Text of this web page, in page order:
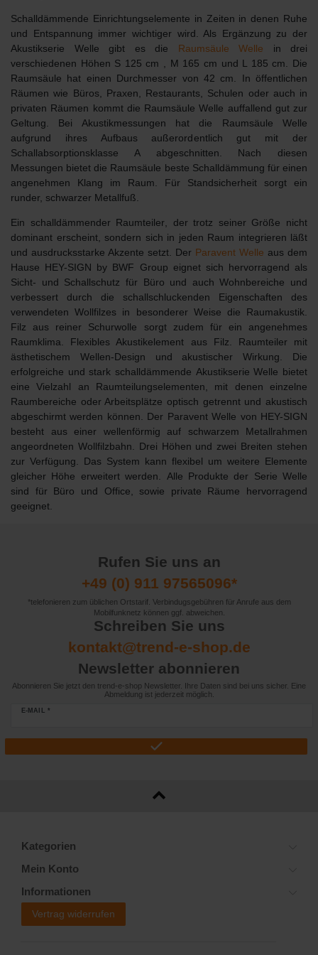
Schalldämmende Einrichtungselemente in Zeiten in denen Ruhe
und Entspannung immer wichtiger wird. Als Ergänzung zu der
Akustikserie Welle gibt es die Raumsäule Welle in drei
verschiedenen Höhen S 125 cm , M 165 cm und L 185 cm. Die
Raumsäule hat einen Durchmesser von 42 cm. In öffentlichen
Räumen wie Büros, Praxen, Restaurants, Schulen oder auch in
privaten Räumen kommt die Raumsäule Welle auffallend gut zur
Geltung. Bei Akustikmessungen hat die Raumsäule Welle
aufgrund ihres Aufbaus außerordentlich gut mit der
Schallabsorptionsklasse A abgeschnitten. Nach diesen
Messungen bietet die Raumsäule beste Schalldämmung für einen
angenehmen Klang im Raum. Für Standsicherheit sorgt ein
runder, schwarzer Metallfuß.
Ein schalldämmender Raumteiler , der trotz seiner Größe nicht
dominant erscheint, sondern sich in jeden Raum integrieren läßt
und ausdrucksstarke Akzente setzt. Der Paravent Welle aus dem
Hause HEY-SIGN by BWF Group eignet sich hervorragend als
Sicht- und Schallschutz für Büro und auch Wohnbereiche und
verbessert durch die schallschluckenden Eigenschaften des
verwendeten Wollfilzes in besonderer Weise die Raumakustik.
Filz aus reiner Schurwolle sorgt zudem für ein angenehmes
Raumklima. Flexibles Akustikelement aus Filz. Raumteiler mit
ästhetischem Wellen-Design und akustischer Wirkung. Die
erfolgreiche und stark schalldämmende Akustikserie Welle bietet
eine Vielzahl an Raumteilungselementen, mit denen einzelne
Raumbereiche oder Arbeitsplätze optisch getrennt und akustisch
abgeschirmt werden können. Der Paravent Welle von HEY-SIGN
besteht aus einer wellenförmig auf schwarzem Metallrahmen
angeordneten Wollfilzbahn. Drei Höhen und zwei Breiten stehen
zur Verfügung. Das System kann flexibel um weitere Elemente
gleicher Höhe erweitert werden. Alle Produkte der Serie Welle
sind für Büro und Office, sowie private Räume hervorragend
geeignet.
Rufen Sie uns an
+49 (0) 911 97565096*
*telefonieren zum üblichen Ortstarif. Verbindugsgebühren für Anrufe aus dem
Mobilfunknetz können ggf. abweichen.
Schreiben Sie uns
kontakt@trend-e-shop.de
Newsletter abonnieren
Abonnieren Sie jetzt den trend-e-shop Newsletter. Ihre Daten sind bei uns sicher. Eine
Abmeldung ist jederzeit möglich.
E-MAIL *
Kategorien
Mein Konto
Informationen
Vertrag widerrufen